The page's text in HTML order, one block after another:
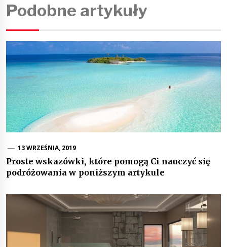
Podobne artykuły
13 WRZEŚNIA, 2019
Proste wskazówki, które pomogą Ci nauczyć się
podróżowania w poniższym artykule